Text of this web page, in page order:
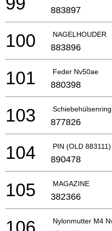
883897
NAGELHOUDER
100 883896
Feder Nv50ae
101 880398
103 877826
PIN (OLD 883111)
104 890478
MAGAZINE
105 382366
Nylonmutter M4